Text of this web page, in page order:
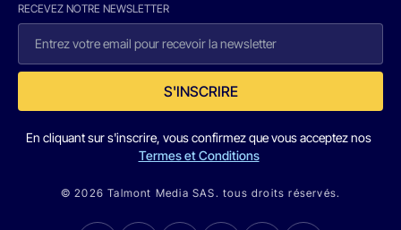
RECEVEZ NOTRE NEWSLETTER
S'INSCRIRE
En cliquant sur s'inscrire, vous confirmez que vous acceptez nos
Termes et Conditions
© 2026 Talmont Media SAS. tous droits réservés.